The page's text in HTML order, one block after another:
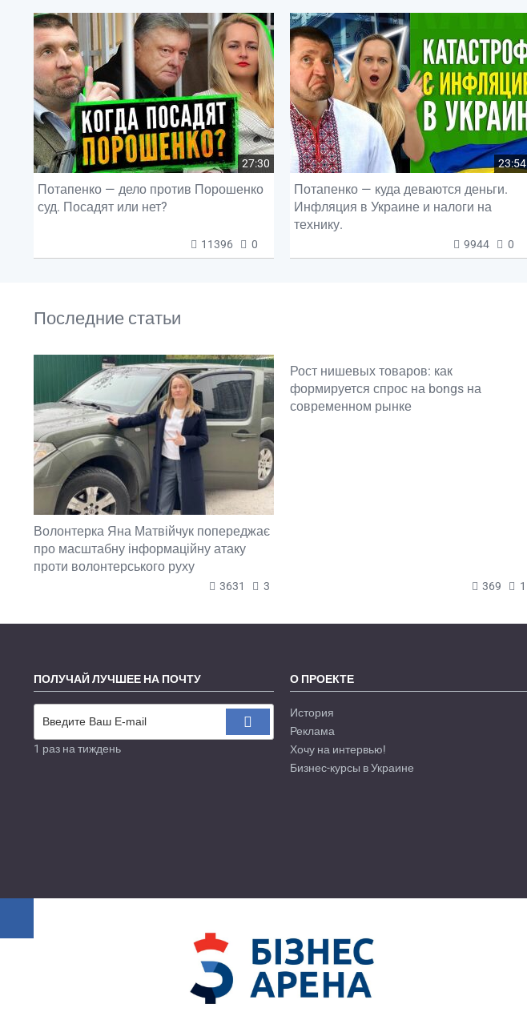
27:30
Потапенко — дело против Порошенко
суд. Посадят или нет?
11396 0
23:54
Потапенко — куда деваются деньги.
Инфляция в Украине и налоги на
технику.
9944 0
Последние статьи
Волонтерка Яна Матвійчук попереджає
про масштабну інформаційну атаку
проти волонтерського руху
3631 3
Рост нишевых товаров: как
формируется спрос на bongs на
современном рынке
369 1
ПОЛУЧАЙ ЛУЧШЕЕ НА ПОЧТУ
1 раз на тиждень
О ПРОЕКТЕ
История
Реклама
Хочу на интервью!
Бизнес-курсы в Украине